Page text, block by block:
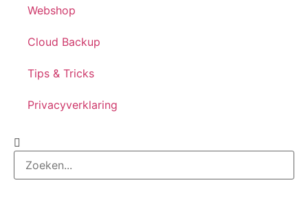
Webshop
Cloud Backup
Tips & Tricks
Privacyverklaring